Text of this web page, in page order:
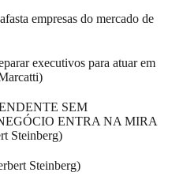
empresas do mercado de
executivos para atuar em
SEM
ENTRA NA MIRA
Steinberg)
Steinberg)